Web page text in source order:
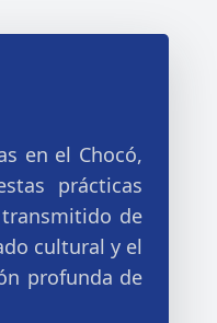
en el Chocó,
prácticas
de
cultural y el
profunda de